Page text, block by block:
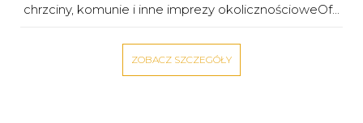
chrzciny, komunie i inne imprezy okolicznościoweOf...
ZOBACZ SZCZEGÓŁY